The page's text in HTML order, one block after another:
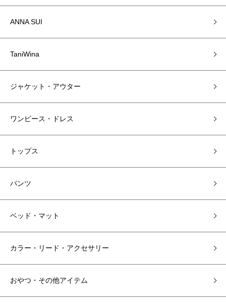
ANNA SUI
TaniWina
ジャケット・アウター
ワンピース・ドレス
トップス
パンツ
ベッド・マット
カラー・リード・アクセサリー
おやつ・その他アイテム